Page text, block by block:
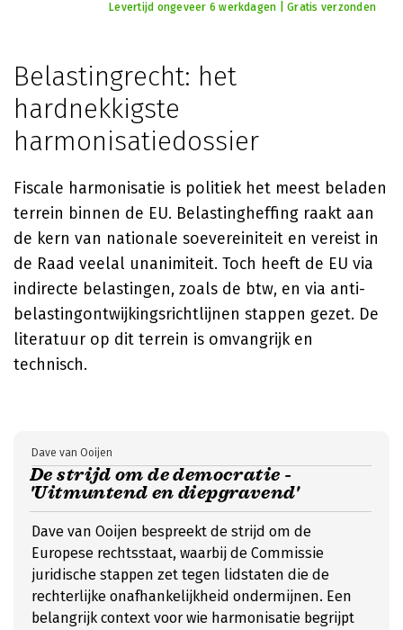
Levertijd ongeveer 6 werkdagen | Gratis verzonden
Belastingrecht: het
hardnekkigste
harmonisatiedossier
Fiscale harmonisatie is politiek het meest beladen
terrein binnen de EU. Belastingheffing raakt aan
de kern van nationale soevereiniteit en vereist in
de Raad veelal unanimiteit. Toch heeft de EU via
indirecte belastingen, zoals de btw, en via anti-
belastingontwijkingsrichtlijnen stappen gezet. De
literatuur op dit terrein is omvangrijk en
technisch.
De strijd om de democratie -
'Uitmuntend en diepgravend'
Dave van Ooijen
Dave van Ooijen bespreekt de strijd om de
Europese rechtsstaat, waarbij de Commissie
juridische stappen zet tegen lidstaten die de
rechterlijke onafhankelijkheid ondermijnen. Een
belangrijk context voor wie harmonisatie begrijpt